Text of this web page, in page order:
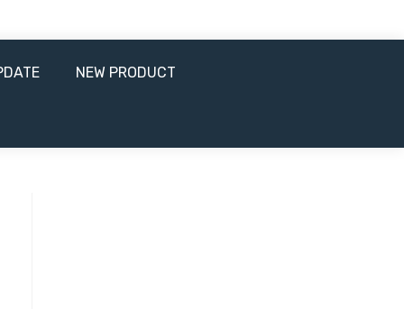
NEW PRODUCT​